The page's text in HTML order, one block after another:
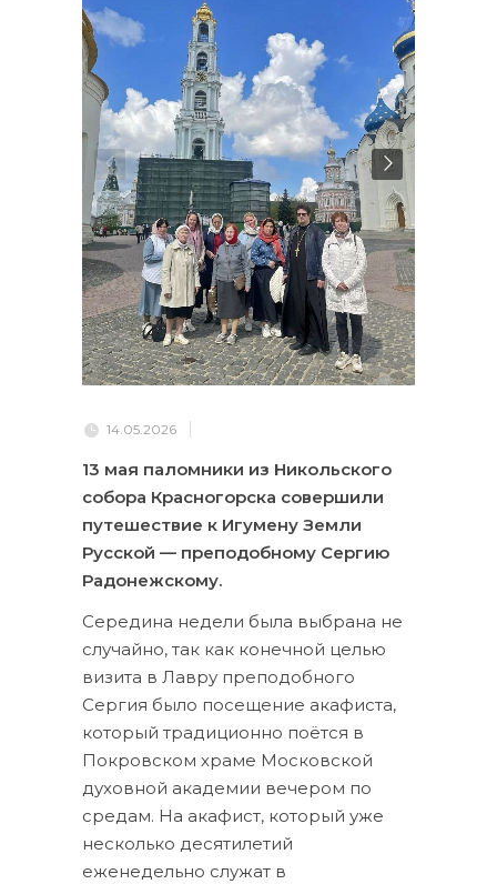
14.05.2026
13 мая паломники из Никольского
собора Красногорска совершили
путешествие к Игумену Земли
Русской — преподобному Сергию
Радонежскому.
Середина недели была выбрана не
случайно, так как конечной целью
визита в Лавру преподобного
Сергия было посещение акафиста,
который традиционно поётся в
Покровском храме Московской
духовной академии вечером по
средам. На акафист, который уже
несколько десятилетий
еженедельно служат в